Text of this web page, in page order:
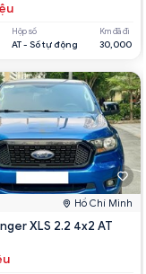
Hộp số
AT - Số tự động
Km đã đi
30,000
Hồ Chí Minh
XLS 2.2 4x2 AT